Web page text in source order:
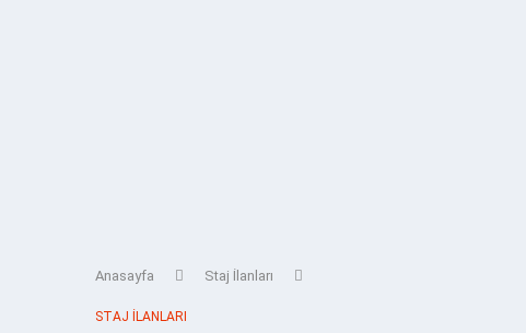
Anasayfa Staj İlanları
STAJ İLANLARI